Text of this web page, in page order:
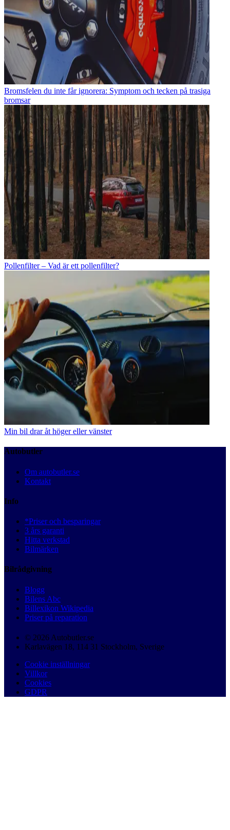
Bromsfelen du inte får ignorera: Symptom och tecken på trasiga
bromsar
Pollenfilter – Vad är ett pollenfilter?
Min bil drar åt höger eller vänster
Autobutler
Om autobutler.se
Kontakt
Info
*Priser och besparingar
3 års garanti
Hitta verkstad
Bilmärken
Bilrådgivning
Blogg
Bilens Abc
Billexikon Wikipedia
Priser på reparation
© 2026 Autobutler.se
Karlavägen 18, 114 31 Stockholm, Sverige
Cookie inställningar
Villkor
Cookies
GDPR